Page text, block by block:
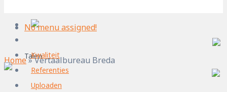
Talen
Kwaliteit
Referenties
Uploaden
No menu assigned!
Home»Vertaalbureau Breda